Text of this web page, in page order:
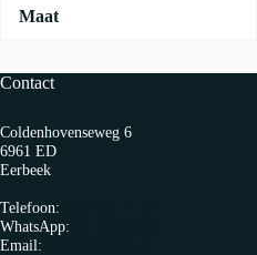
Maat
Contact
Coldenhovenseweg 6
6961 ED
Eerbeek
Telefoon:
WhatsApp:
Email: